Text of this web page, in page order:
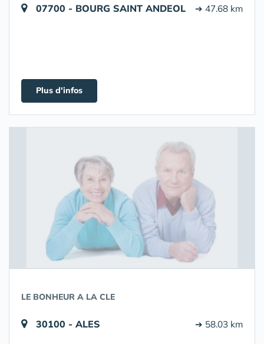
07700 - BOURG SAINT ANDEOL ➔ 47.68 km
Plus d'infos
LE BONHEUR A LA CLE
30100 - ALES ➔ 58.03 km